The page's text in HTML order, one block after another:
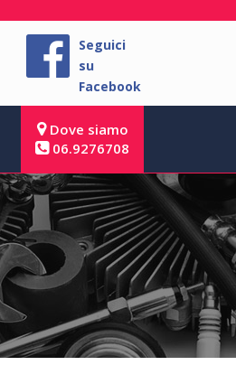
Seguici
su
Facebook
Dove siamo
06.9276708